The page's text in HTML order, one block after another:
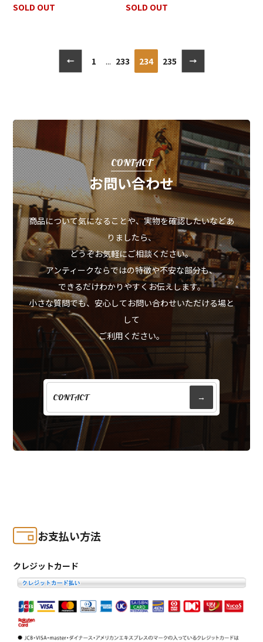
SOLD OUT SOLD OUT
1 ... 233 234 235
CONTACT
お問い合わせ
商品について気になることや、実物を確認したいなどあ
りましたら、
どうぞお気軽にご相談ください。
アンティークならではの特徴や不安な部分も、
できるだけわかりやすくお伝えします。
小さな質問でも、安心してお問い合わせいただける場と
して
ご利用ください。
CONTACT →
お支払い方法
クレジットカード